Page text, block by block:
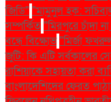
জিডি" "মামুনুল হক:
সম্পর্কিত"মিরপুরে চাঁদা
বন্ধে বিক্ষোভ"মির্জা
জুটি: কি এটি সর্বকালের
রাশিয়াকে সহায়তা করা
বাংলাদেশিদের ফেরত